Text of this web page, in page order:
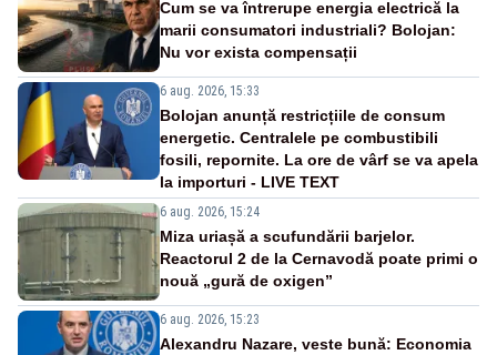
Cum se va întrerupe energia electrică la
marii consumatori industriali? Bolojan:
Nu vor exista compensații
6 aug. 2026, 15:33
Bolojan anunță restricțiile de consum
energetic. Centralele pe combustibili
fosili, repornite. La ore de vârf se va apela
la importuri - LIVE TEXT
6 aug. 2026, 15:24
Miza uriașă a scufundării barjelor.
Reactorul 2 de la Cernavodă poate primi o
nouă „gură de oxigen”
6 aug. 2026, 15:23
Alexandru Nazare, veste bună: Economia